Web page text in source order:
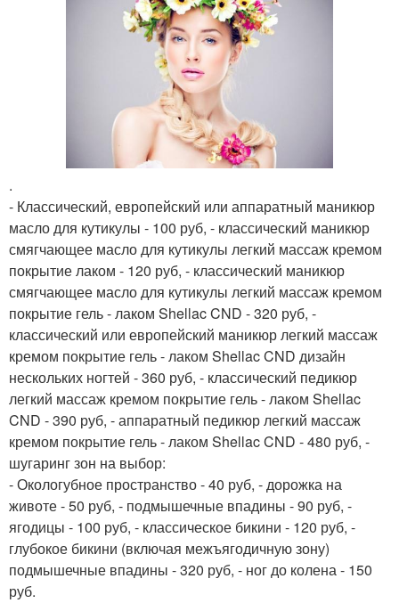
.
- Классический, европейский или аппаратный маникюр
масло для кутикулы - 100 руб, - классический маникюр
смягчающее масло для кутикулы легкий массаж кремом
покрытие лаком - 120 руб, - классический маникюр
смягчающее масло для кутикулы легкий массаж кремом
покрытие гель - лаком Shellac CND - 320 руб, -
классический или европейский маникюр легкий массаж
кремом покрытие гель - лаком Shellac CND дизайн
нескольких ногтей - 360 руб, - классический педикюр
легкий массаж кремом покрытие гель - лаком Shellac
CND - 390 руб, - аппаратный педикюр легкий массаж
кремом покрытие гель - лаком Shellac CND - 480 руб, -
шугаринг зон на выбор:
- Окологубное пространство - 40 руб, - дорожка на
животе - 50 руб, - подмышечные впадины - 90 руб, -
ягодицы - 100 руб, - классическое бикини - 120 руб, -
глубокое бикини (включая межъягодичную зону)
подмышечные впадины - 320 руб, - ног до колена - 150
руб.